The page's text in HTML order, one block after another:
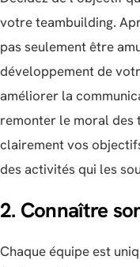
votre teambuilding.
pas seulement être
développement de
améliorer la
remonter le moral des
clairement vos
des activités qui les
2. Connaître
Chaque équipe est